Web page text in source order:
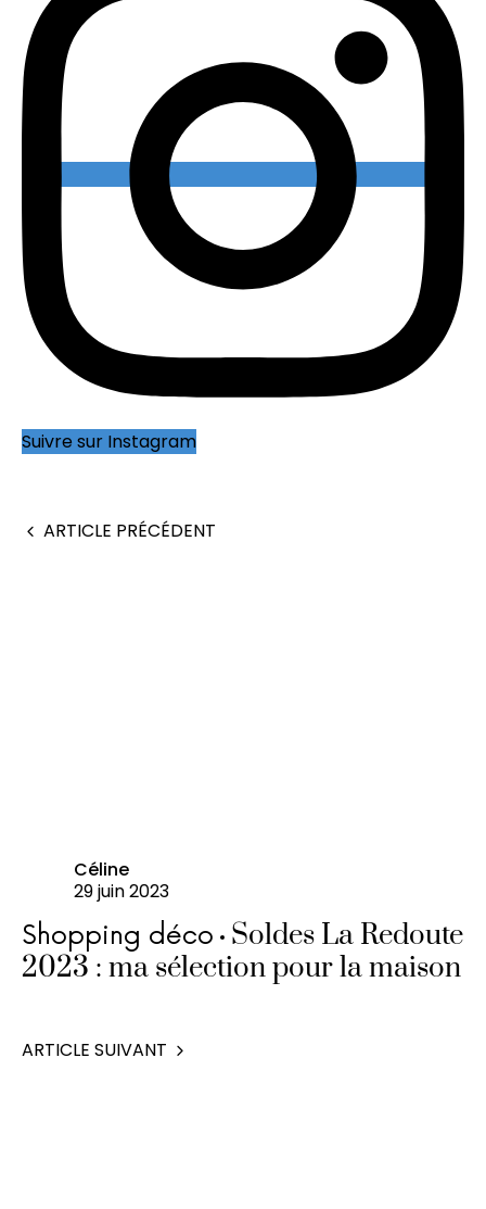
Suivre sur Instagram
ARTICLE PRÉCÉDENT
Céline
29 juin 2023
Shopping déco
Soldes La Redoute
2023 : ma sélection pour la maison
ARTICLE SUIVANT